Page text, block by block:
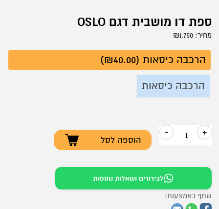
ספת דו מושבית דגם OSLO
מחיר: ₪1,750
הרכבה כיסאות (₪40.00)
הרכבה כיסאות
+
כמות
מושבית
-
הוספה לסל
לבירורים ושאלות נוספות
שתף באמצעות: